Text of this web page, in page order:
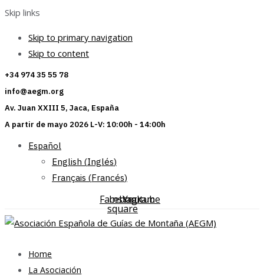
Skip links
Skip to primary navigation
Skip to content
+34 974 35 55 78
info@aegm.org
Av. Juan XXIII 5, Jaca, España
A partir de mayo 2026 L-V: 10:00h - 14:00h
Español
English (Inglés)
Français (Francés)
Facebook-
square
Instagram
Youtube
Home
La Asociación